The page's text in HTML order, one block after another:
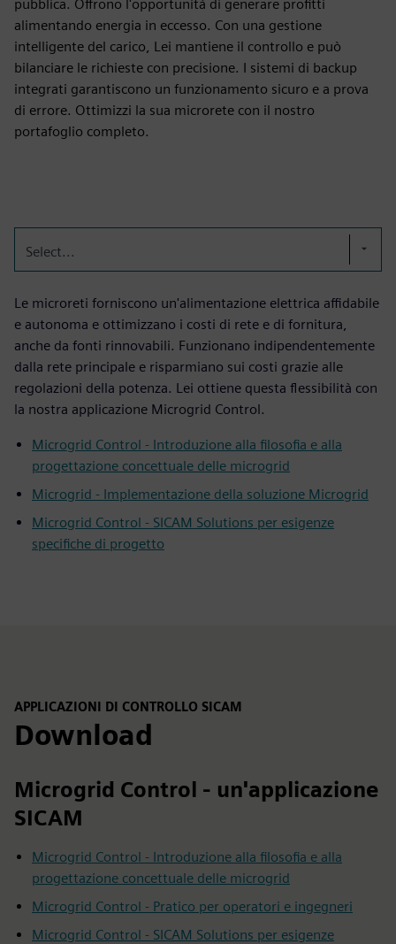
pubblica. Offrono l'opportunità di generare profitti
alimentando energia in eccesso. Con una gestione
intelligente del carico, Lei mantiene il controllo e può
bilanciare le richieste con precisione. I sistemi di backup
integrati garantiscono un funzionamento sicuro e a prova
di errore. Ottimizzi la sua microrete con il nostro
portafoglio completo.
Select...
Le microreti forniscono un'alimentazione elettrica affidabile
e autonoma e ottimizzano i costi di rete e di fornitura,
anche da fonti rinnovabili. Funzionano indipendentemente
dalla rete principale e risparmiano sui costi grazie alle
regolazioni della potenza. Lei ottiene questa flessibilità con
la nostra applicazione Microgrid Control.
Microgrid Control - Introduzione alla filosofia e alla
progettazione concettuale delle microgrid
Microgrid - Implementazione della soluzione Microgrid
Microgrid Control - SICAM Solutions per esigenze
specifiche di progetto
APPLICAZIONI DI CONTROLLO SICAM
Download
Microgrid Control - un'applicazione
SICAM
Microgrid Control - Introduzione alla filosofia e alla
progettazione concettuale delle microgrid
Microgrid Control - Pratico per operatori e ingegneri
Microgrid Control - SICAM Solutions per esigenze